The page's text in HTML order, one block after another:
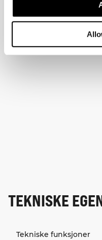
TEKNISKE
Tekniske funksjoner